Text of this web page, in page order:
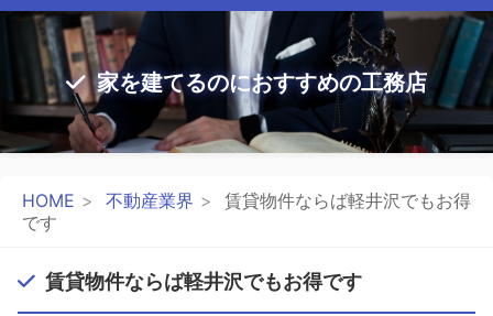
家を建てるのにおすすめの工務店
HOME 不動産業界
賃貸物件ならば軽井沢でもお得
です
賃貸物件ならば軽井沢でもお得です